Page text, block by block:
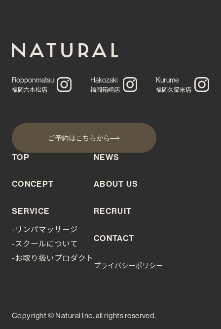
Ropponmatsu
福岡六本松店
Hakozaki
福岡箱崎店
Kurume
福岡久留米店
ご予約はこちらから
TOP
CONCEPT
SERVICE
-リンパマッサージ
-スクールについて
-お取り扱いプロダクト
NEWS
ABOUT US
RECRUIT
CONTACT
プライバシーポリシー
Copyright © Natural Inc. all rights reserved.